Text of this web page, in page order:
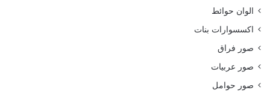
الوان حوائط
اكسسوارات بنات
صور فراق
صور عربيات
صور حوامل